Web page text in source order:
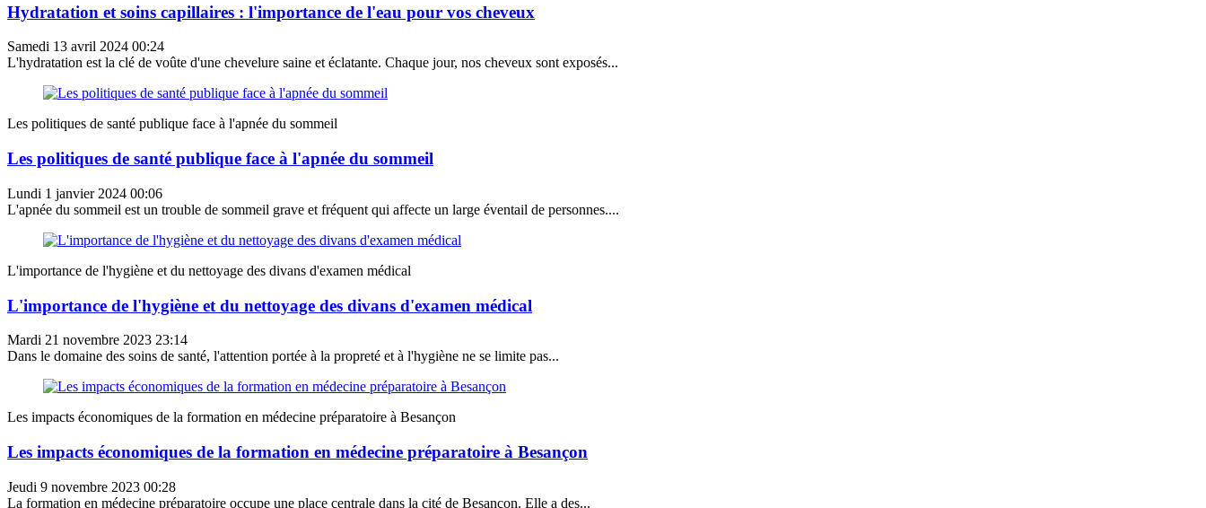
Hydratation et soins capillaires : l'importance de l'eau pour vos cheveux
Samedi 13 avril 2024 00:24
L'hydratation est la clé de voûte d'une chevelure saine et éclatante. Chaque jour, nos cheveux sont exposés...
Les politiques de santé publique face à l'apnée du sommeil
Les politiques de santé publique face à l'apnée du sommeil
Lundi 1 janvier 2024 00:06
L'apnée du sommeil est un trouble de sommeil grave et fréquent qui affecte un large éventail de personnes....
L'importance de l'hygiène et du nettoyage des divans d'examen médical
L'importance de l'hygiène et du nettoyage des divans d'examen médical
Mardi 21 novembre 2023 23:14
Dans le domaine des soins de santé, l'attention portée à la propreté et à l'hygiène ne se limite pas...
Les impacts économiques de la formation en médecine préparatoire à Besançon
Les impacts économiques de la formation en médecine préparatoire à Besançon
Jeudi 9 novembre 2023 00:28
La formation en médecine préparatoire occupe une place centrale dans la cité de Besançon. Elle a des...